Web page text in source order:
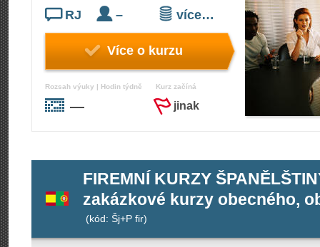
RJ – více…
Více o kurzu
Rozsah výuky | Hodin týdně
—
Kurz začíná
jinak
FIREMNÍ KURZY
zakázkové kurzy obecného,
(kód: Šj+P fir)